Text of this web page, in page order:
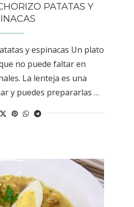
PATATAS Y
y espinacas Un plato
no puede faltar en
La lenteja es una
y puedes prepararlas …